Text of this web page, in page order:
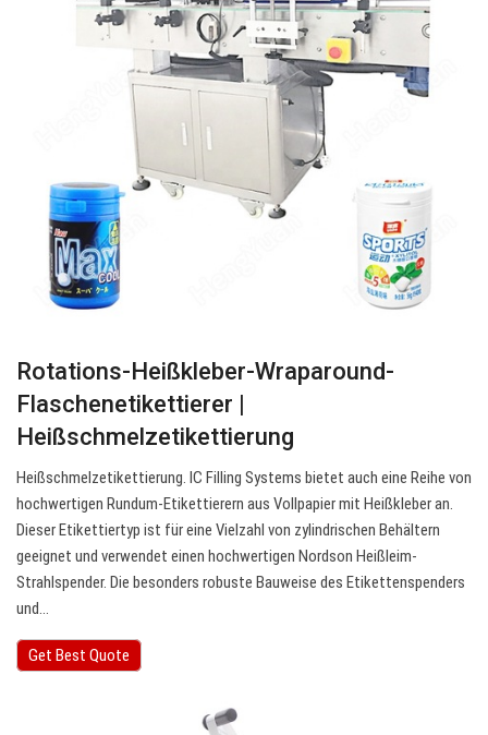
Rotations-Heißkleber-Wraparound-
Flaschenetikettierer |
Heißschmelzetikettierung
Heißschmelzetikettierung. IC Filling Systems bietet auch eine Reihe von
hochwertigen Rundum-Etikettierern aus Vollpapier mit Heißkleber an.
Dieser Etikettiertyp ist für eine Vielzahl von zylindrischen Behältern
geeignet und verwendet einen hochwertigen Nordson Heißleim-
Strahlspender. Die besonders robuste Bauweise des Etikettenspenders
und…
Get Best Quote